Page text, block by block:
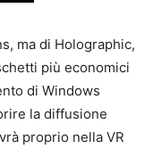
ma di Holographic,
più economici
di Windows
la diffusione
proprio nella VR